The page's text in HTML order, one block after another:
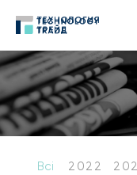
Всі 2022